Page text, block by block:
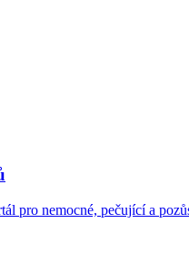
pro nemocné, pečující a